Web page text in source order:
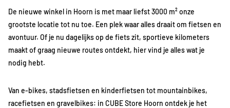
De nieuwe winkel in Hoorn is met maar liefst 3000 m² onze
grootste locatie tot nu toe. Een plek waar alles draait om fietsen en
avontuur. Of je nu dagelijks op de fiets zit, sportieve kilometers
maakt of graag nieuwe routes ontdekt, hier vind je alles wat je
nodig hebt.
Van e-bikes, stadsfietsen en kinderfietsen tot mountainbikes,
racefietsen en gravelbikes: in CUBE Store Hoorn ontdek je het